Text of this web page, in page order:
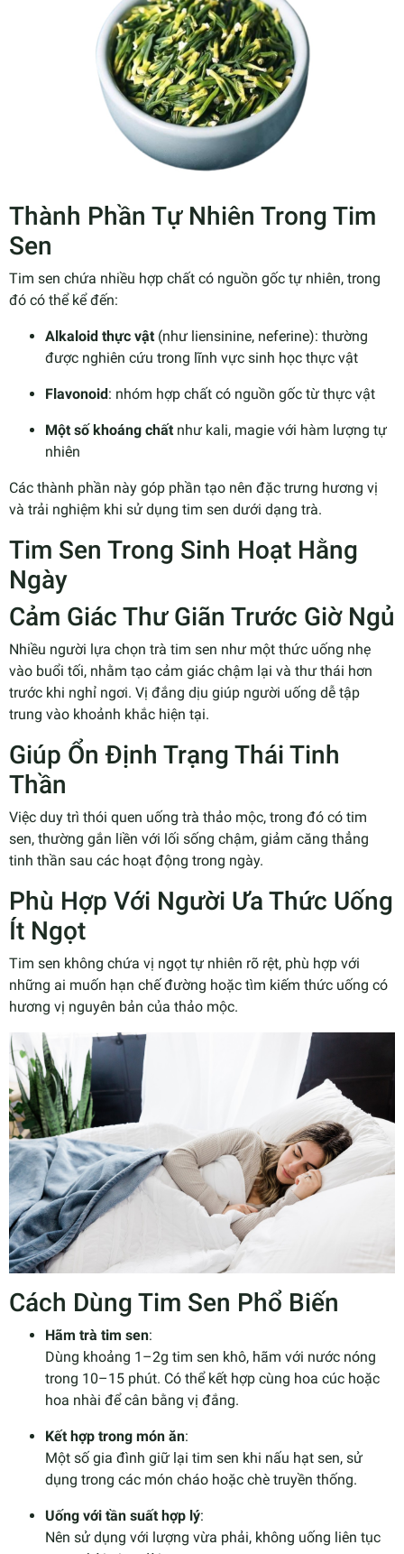
Thành Phần Tự Nhiên Trong Tim
Sen
Tim sen chứa nhiều hợp chất có nguồn gốc tự nhiên, trong
đó có thể kể đến:
Alkaloid thực vật(như liensinine, neferine): thường
được nghiên cứu trong lĩnh vực sinh học thực vật
Flavonoid: nhóm hợp chất có nguồn gốc từ thực vật
Một số khoáng chấtnhư kali, magie với hàm lượng tự
nhiên
Các thành phần này góp phần tạo nên đặc trưng hương vị
và trải nghiệm khi sử dụng tim sen dưới dạng trà.
Tim Sen Trong Sinh Hoạt Hằng
Ngày
Cảm Giác Thư Giãn Trước Giờ Ngủ
Nhiều người lựa chọn trà tim sen như một thức uống nhẹ
vào buổi tối, nhằm tạo cảm giác chậm lại và thư thái hơn
trước khi nghỉ ngơi. Vị đắng dịu giúp người uống dễ tập
trung vào khoảnh khắc hiện tại.
Giúp Ổn Định Trạng Thái Tinh
Thần
Việc duy trì thói quen uống trà thảo mộc, trong đó có tim
sen, thường gắn liền với lối sống chậm, giảm căng thẳng
tinh thần sau các hoạt động trong ngày.
Phù Hợp Với Người Ưa Thức Uống
Ít Ngọt
Tim sen không chứa vị ngọt tự nhiên rõ rệt, phù hợp với
những ai muốn hạn chế đường hoặc tìm kiếm thức uống có
hương vị nguyên bản của thảo mộc.
Cách Dùng Tim Sen Phổ Biến
Hãm trà tim sen:
Dùng khoảng 1–2g tim sen khô, hãm với nước nóng
trong 10–15 phút. Có thể kết hợp cùng hoa cúc hoặc
hoa nhài để cân bằng vị đắng.
Kết hợp trong món ăn:
Một số gia đình giữ lại tim sen khi nấu hạt sen, sử
dụng trong các món cháo hoặc chè truyền thống.
Uống với tần suất hợp lý:
Nên sử dụng với lượng vừa phải, không uống liên tục